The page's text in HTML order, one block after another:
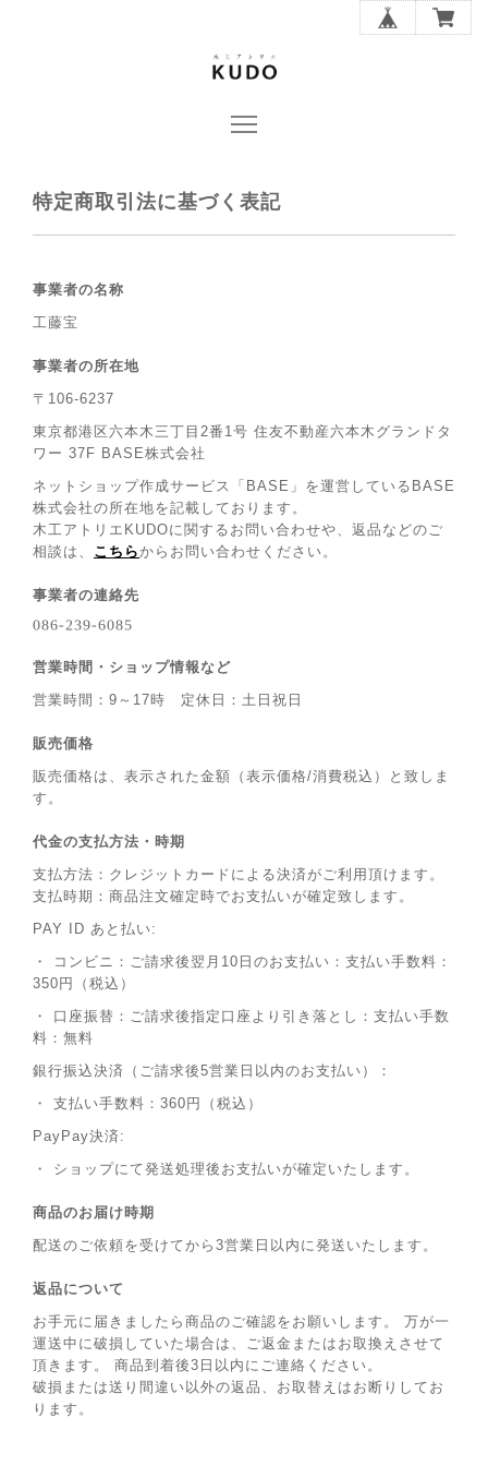
特定商取引法に基づく表記
事業者の名称
工藤宝
事業者の所在地
〒106-6237
東京都港区六本木三丁目2番1号 住友不動産六本木グランドタ
ワー 37F BASE株式会社
ネットショップ作成サービス「BASE」を運営しているBASE
株式会社の所在地を記載しております。
木工アトリエKUDOに関するお問い合わせや、返品などのご
相談は、 こちらからお問い合わせください。
事業者の連絡先
営業時間・ショップ情報など
営業時間：9～17時 定休日：土日祝日
販売価格
販売価格は、表示された金額（表示価格/消費税込）と致しま
す。
代金の支払方法・時期
支払方法：クレジットカードによる決済がご利用頂けます。
支払時期：商品注文確定時でお支払いが確定致します。
PAY ID あと払い:
・ コンビニ：ご請求後翌月10日のお支払い：支払い手数料：
350円（税込）
・ 口座振替：ご請求後指定口座より引き落とし：支払い手数
料：無料
銀行振込決済（ご請求後5営業日以内のお支払い）：
・ 支払い手数料：360円（税込）
PayPay決済:
・ ショップにて発送処理後お支払いが確定いたします。
商品のお届け時期
配送のご依頼を受けてから3営業日以内に発送いたします。
返品について
お手元に届きましたら商品のご確認をお願いします。 万が一
運送中に破損していた場合は、ご返金またはお取換えさせて
頂きます。 商品到着後3日以内にご連絡ください。
破損または送り間違い以外の返品、お取替えはお断りしてお
ります。